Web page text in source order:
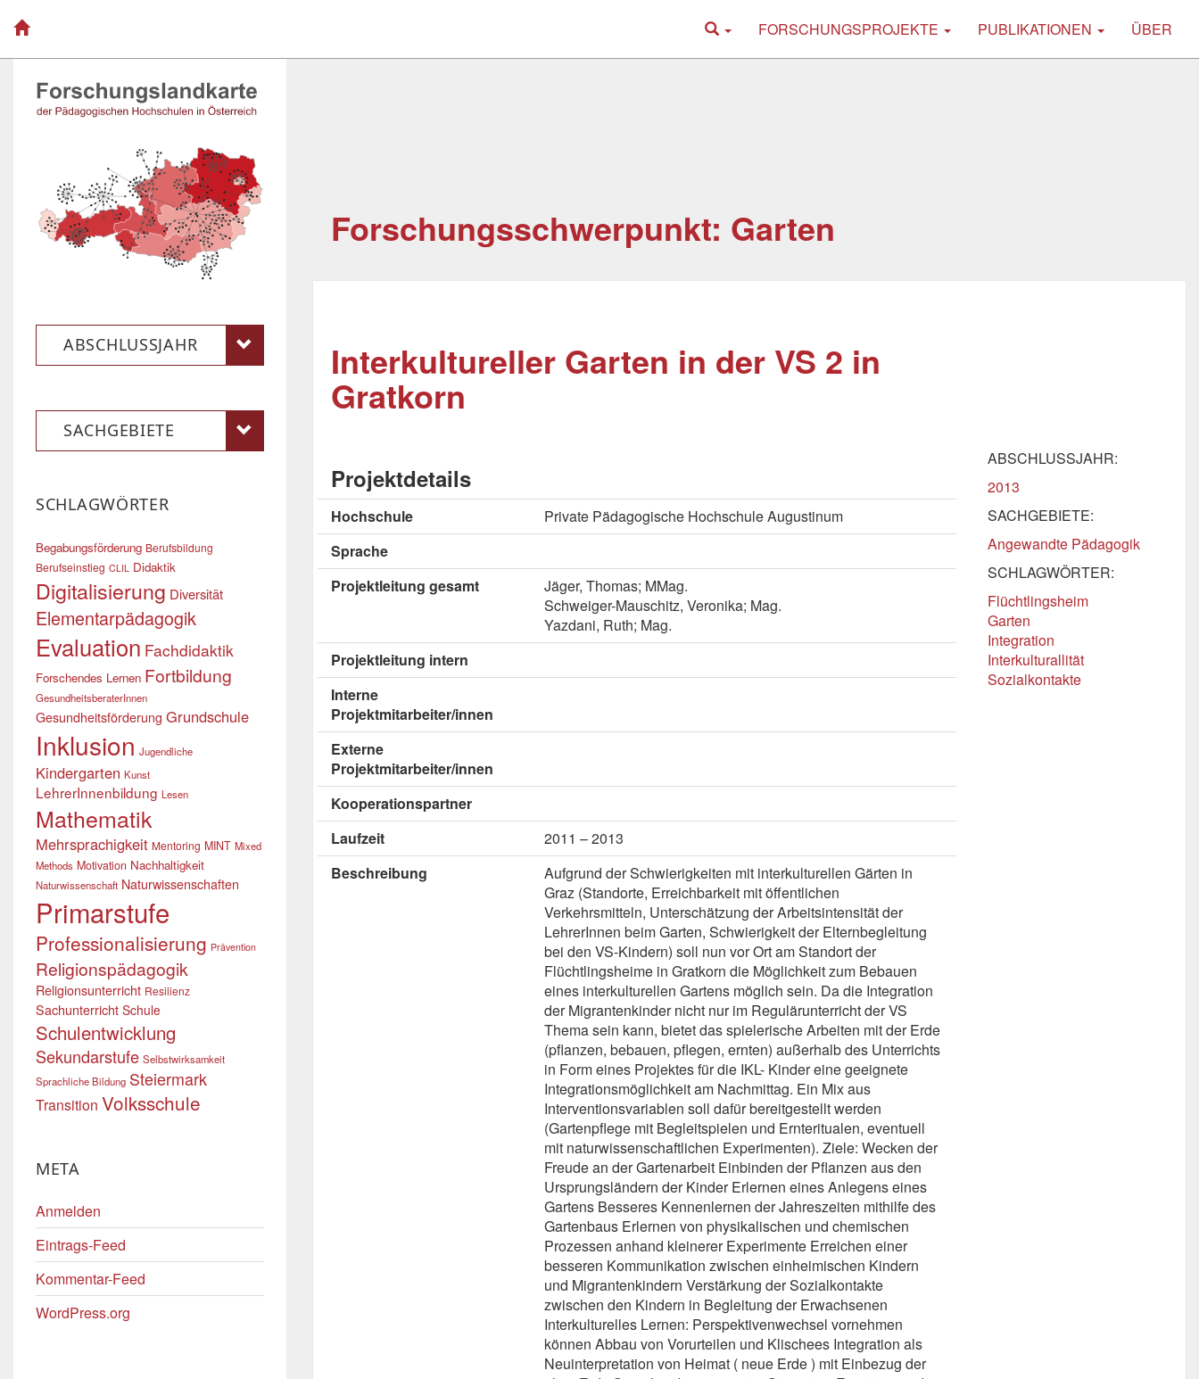
FORSCHUNGSPROJEKTE PUBLIKATIONEN ÜBER
Forschungsschwerpunkt: Garten
Interkultureller Garten in der VS 2 in
Gratkorn
Projektdetails
Hochschule
Private Pädagogische Hochschule Augustinum
Sprache
Projektleitung gesamt
Jäger, Thomas; MMag.
Schweiger-Mauschitz, Veronika; Mag.
Yazdani, Ruth; Mag.
Projektleitung intern
Interne
Projektmitarbeiter/innen
Externe
Projektmitarbeiter/innen
Kooperationspartner
Laufzeit
2011 – 2013
Beschreibung
Aufgrund der Schwierigkeiten mit interkulturellen Gärten in
Graz (Standorte, Erreichbarkeit mit öffentlichen
Verkehrsmitteln, Unterschätzung der Arbeitsintensität der
LehrerInnen beim Garten, Schwierigkeit der Elternbegleitung
bei den VS-Kindern) soll nun vor Ort am Standort der
Flüchtlingsheime in Gratkorn die Möglichkeit zum Bebauen
eines interkulturellen Gartens möglich sein. Da die Integration
der Migrantenkinder nicht nur im Regulärunterricht der VS
Thema sein kann, bietet das spielerische Arbeiten mit der Erde
(pflanzen, bebauen, pflegen, ernten) außerhalb des Unterrichts
in Form eines Projektes für die IKL- Kinder eine geeignete
Integrationsmöglichkeit am Nachmittag. Ein Mix aus
Interventionsvariablen soll dafür bereitgestellt werden
(Gartenpflege mit Begleitspielen und Ernteritualen, eventuell
mit naturwissenschaftlichen Experimenten). Ziele: Wecken der
Freude an der Gartenarbeit Einbinden der Pflanzen aus den
Ursprungsländern der Kinder Erlernen eines Anlegens eines
Gartens Besseres Kennenlernen der Jahreszeiten mithilfe des
Gartenbaus Erlernen von physikalischen und chemischen
Prozessen anhand kleinerer Experimente Erreichen einer
besseren Kommunikation zwischen einheimischen Kindern
und Migrantenkindern Verstärkung der Sozialkontakte
zwischen den Kindern in Begleitung der Erwachsenen
Interkulturelles Lernen: Perspektivenwechsel vornehmen
können Abbau von Vorurteilen und Klischees Integration als
Neuinterpretation von Heimat ( neue Erde ) mit Einbezug der
ABSCHLUSSJAHR:
2013
SACHGEBIETE:
Angewandte Pädagogik
SCHLAGWÖRTER:
Flüchtlingsheim
Garten
Integration
Interkulturallität
Sozialkontakte
ABSCHLUSSJAHR
SACHGEBIETE
SCHLAGWÖRTER
Begabungsförderung Berufsbildung
Berufseinstieg CLIL Didaktik
Digitalisierung Diversität
Elementarpädagogik
Evaluation Fachdidaktik
Forschendes Lernen Fortbildung
GesundheitsberaterInnen
Gesundheitsförderung Grundschule
Inklusion Jugendliche
Kindergarten Kunst
LehrerInnenbildung Lesen
Mathematik
Mehrsprachigkeit Mentoring MINT Mixed
Methods Motivation Nachhaltigkeit
Naturwissenschaft Naturwissenschaften
Primarstufe
Professionalisierung Prävention
Religionspädagogik
Religionsunterricht Resilienz
Sachunterricht Schule
Schulentwicklung
Sekundarstufe Selbstwirksamkeit
Sprachliche Bildung Steiermark
Transition Volksschule
META
Anmelden
Eintrags-Feed
Kommentar-Feed
WordPress.org